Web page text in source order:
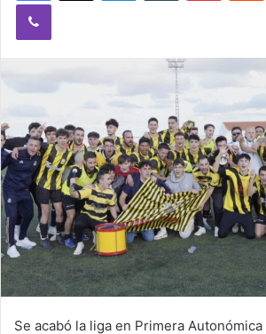
Se acabó la liga en Primera